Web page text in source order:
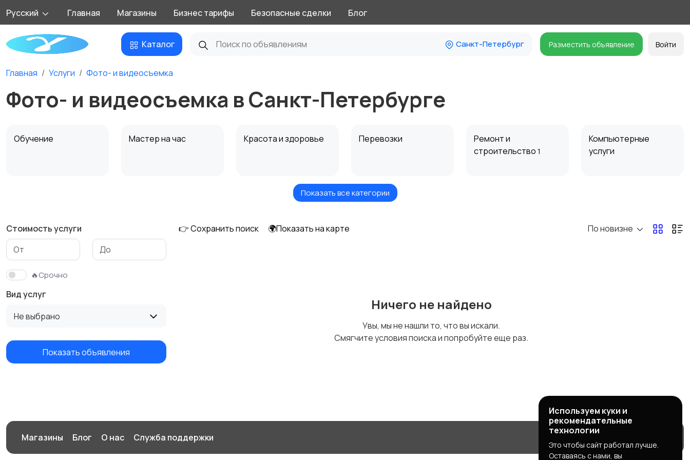
Русский Главная Магазины Бизнес тарифы Безопасные сделки Блог
Каталог Санкт-Петербург Разместить объявление Войти
Главная Услуги Фото- и видеосъемка
Фото- и видеосъемка в Санкт-Петербурге
Обучение Мастер на час Красота и здоровье Перевозки
Ремонт и
строительство 1
Компьютерные
услуги
Ремонт техники
Изготовление на
заказ
Продукты питания
Показать все категории
Стоимость услуги
🔥Срочно
Вид услуг
Не выбрано
Показать объявления
👉 Сохранить поиск 🌍Показать на карте По новизне
Ничего не найдено
Увы, мы не нашли то, что вы искали.
Смягчите условия поиска и попробуйте еще раз.
Магазины Блог О нас Служба поддержки
Используем куки и
рекомендательные
технологии
Это чтобы сайт работал лучше.
Оставаясь с нами, вы